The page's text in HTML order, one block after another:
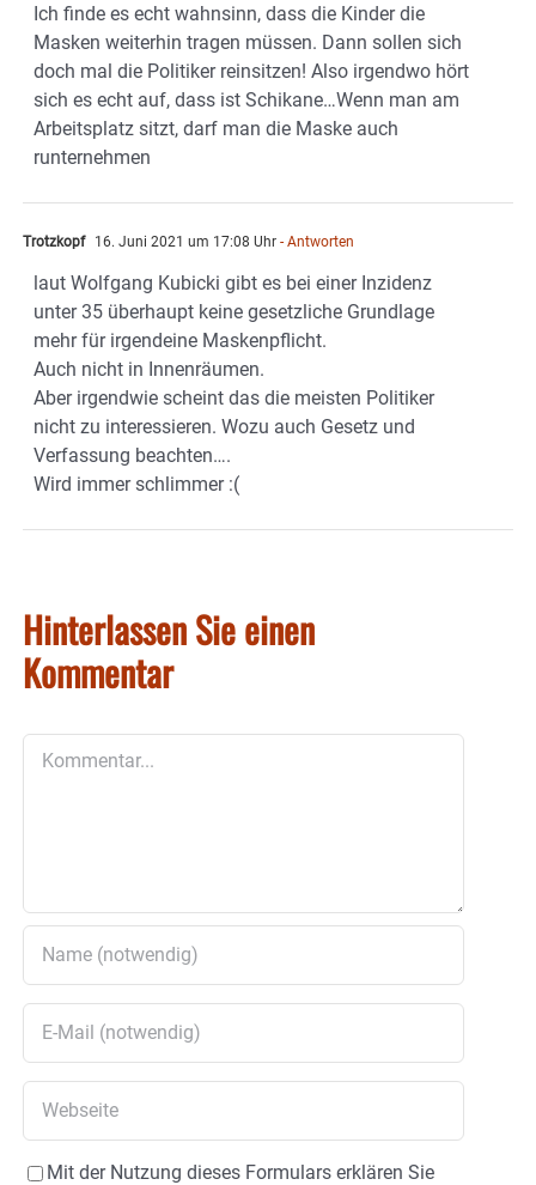
Ich finde es echt wahnsinn, dass die Kinder die
Masken weiterhin tragen müssen. Dann sollen sich
doch mal die Politiker reinsitzen! Also irgendwo hört
sich es echt auf, dass ist Schikane…Wenn man am
Arbeitsplatz sitzt, darf man die Maske auch
runternehmen
Trotzkopf 16. Juni 2021 um 17:08 Uhr - Antworten
laut Wolfgang Kubicki gibt es bei einer Inzidenz
unter 35 überhaupt keine gesetzliche Grundlage
mehr für irgendeine Maskenpflicht.
Auch nicht in Innenräumen.
Aber irgendwie scheint das die meisten Politiker
nicht zu interessieren. Wozu auch Gesetz und
Verfassung beachten….
Wird immer schlimmer :(
Hinterlassen Sie einen
Kommentar
Mit der Nutzung dieses Formulars erklären Sie